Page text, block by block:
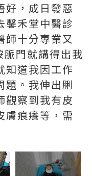
好，成日發惡
馨禾堂中醫診
師十分專業又
門就講得出我
知道我因工作
題。我伸出脷
觀察到我有皮
膚痕癢等，需